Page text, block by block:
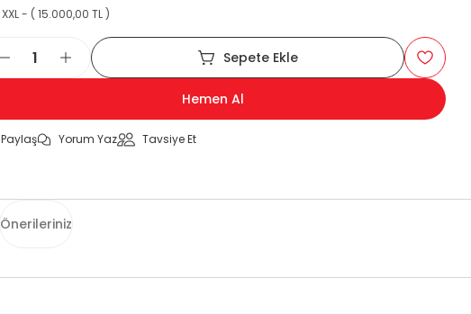
XXL - ( 15.000,00 TL )
Sepete Ekle
Hemen Al
Paylaş Yorum Yaz Tavsiye Et
Önerileriniz